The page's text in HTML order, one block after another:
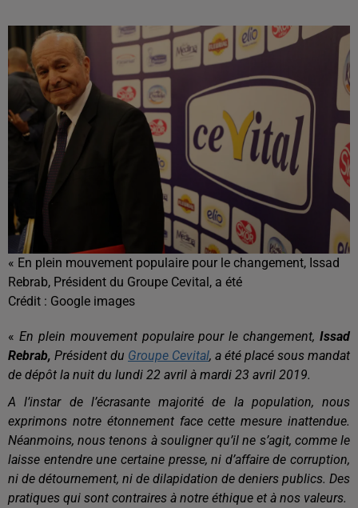
« En plein mouvement populaire pour le changement, Issad
Rebrab, Président du Groupe Cevital, a été
Crédit : Google images
« En plein mouvement populaire pour le changement, Issad
Rebrab, Président du Groupe Cevital, a été placé sous mandat
de dépôt la nuit du lundi 22 avril à mardi 23 avril 2019.
A l’instar de l’écrasante majorité de la population, nous
exprimons notre étonnement face cette mesure inattendue.
Néanmoins, nous tenons à souligner qu’il ne s’agit, comme le
laisse entendre une certaine presse, ni d’affaire de corruption,
ni de détournement, ni de dilapidation de deniers publics. Des
pratiques qui sont contraires à notre éthique et à nos valeurs.